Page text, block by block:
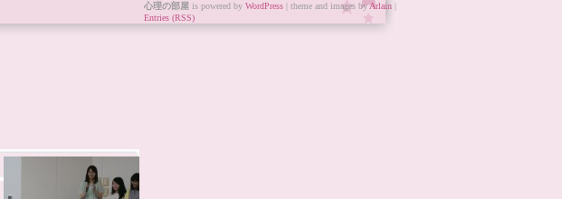
心理の部屋 is powered by WordPress | theme and images byArlain
Entries (RSS)